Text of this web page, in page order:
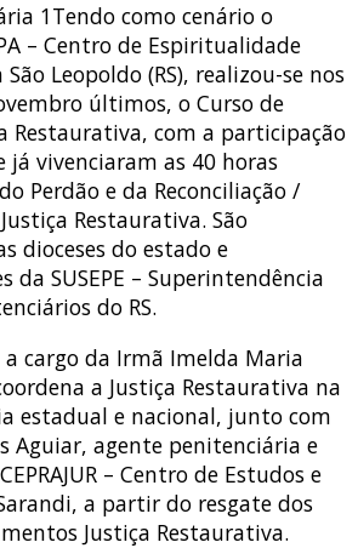
Tendo como cenário o
– Centro de Espiritualidade
Leopoldo (RS), realizou-se nos
últimos, o Curso de
Restaurativa, com a participação
já vivenciaram as 40 horas
Perdão e da Reconciliação /
Restaurativa. São
dioceses do estado e
da SUSEPE – Superintendência
do RS.
cargo da Irmã Imelda Maria
a Justiça Restaurativa na
estadual e nacional, junto com
Aguiar, agente penitenciária e
– Centro de Estudos e
a partir do resgate dos
Justiça Restaurativa.